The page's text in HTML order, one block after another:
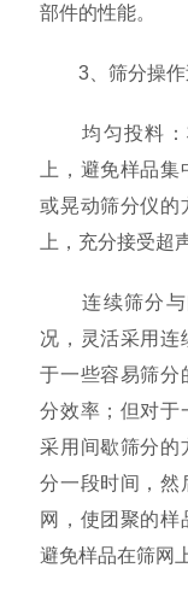
部件的性能。
3、筛分操作
均匀投料：
上，避免样品
或晃动筛分仪的
上，充分接受超
连续筛分与
况，灵活采用连
于一些容易筛分
分效率；但对于
采用间歇筛分的
分一段时间，然
网，使团聚的样
避免样品在筛网